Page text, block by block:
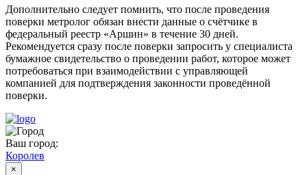
Дополнительно следует помнить, что после проведения
поверки метролог обязан внести данные о счётчике в
федеральный реестр «Аршин» в течение 30 дней.
Рекомендуется сразу после поверки запросить у специалиста
бумажное свидетельство о проведении работ, которое может
потребоваться при взаимодействии с управляющей
компанией для подтверждения законности проведённой
поверки.
Ваш город:
Королев
×